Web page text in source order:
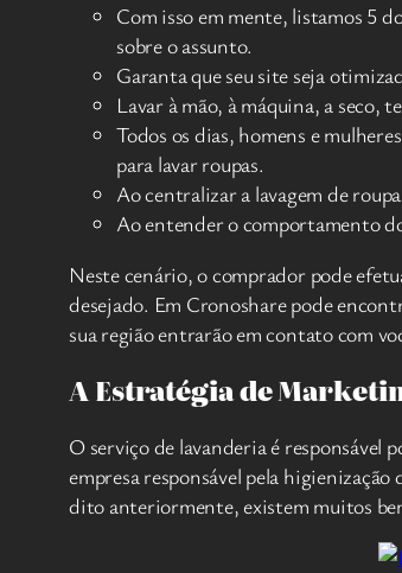
Com isso em mente, listamos 5
sobre o assunto.
Garanta que seu site seja
Lavar à mão, à máquina, a seco,
Todos os dias, homens e
para lavar roupas.
Ao centralizar a lavagem de
Ao entender o comportamento
Neste cenário, o comprador pode
desejado. Em Cronoshare pode
sua região entrarão em contato com
A Estratégia de
O serviço de lavanderia é
empresa responsável pela
dito anteriormente, existem muitos